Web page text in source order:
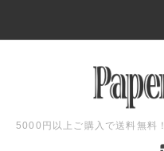
5000円以上ご購入で送料無料！